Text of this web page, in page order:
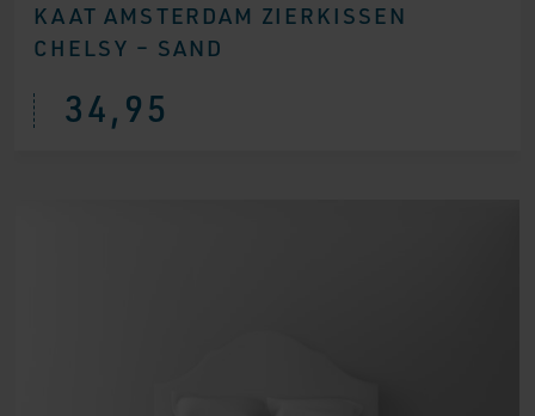
KAAT AMSTERDAM ZIERKISSEN
CHELSY – SAND
34,95